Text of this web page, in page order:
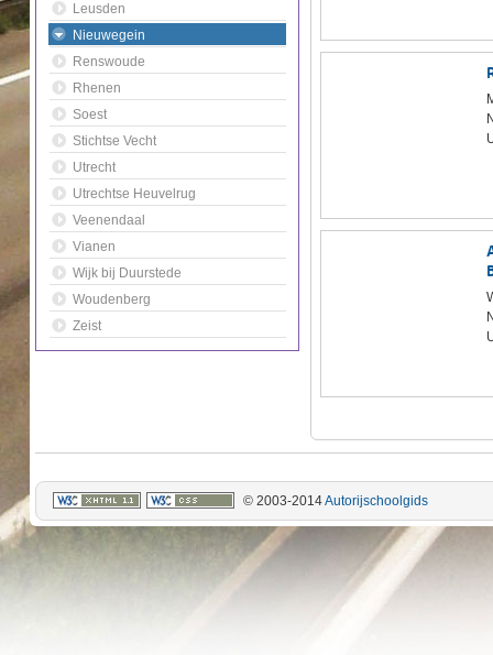
Leusden
Nieuwegein
Renswoude
Rhenen
Soest
Stichtse Vecht
Utrecht
Utrechtse Heuvelrug
Veenendaal
Vianen
Wijk bij Duurstede
Woudenberg
Zeist
© 2003-2014Autorijschoolgids